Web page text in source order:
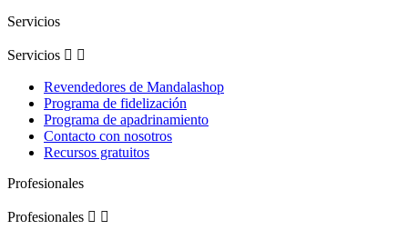
Servicios
Servicios  
Revendedores de Mandalashop
Programa de fidelización
Programa de apadrinamiento
Contacto con nosotros
Recursos gratuitos
Profesionales
Profesionales  